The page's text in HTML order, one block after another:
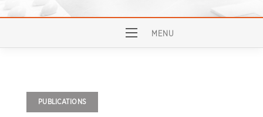
PUBLICATIONS